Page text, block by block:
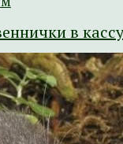
в кассу